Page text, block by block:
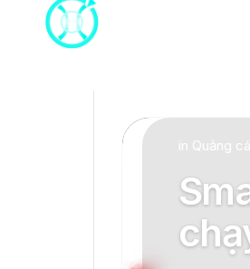
in Quảng